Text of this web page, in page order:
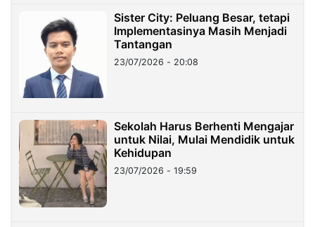
Sister City: Peluang Besar, tetapi
Implementasinya Masih Menjadi
Tantangan
23/07/2026 - 20:08
Sekolah Harus Berhenti Mengajar
untuk Nilai, Mulai Mendidik untuk
Kehidupan
23/07/2026 - 19:59